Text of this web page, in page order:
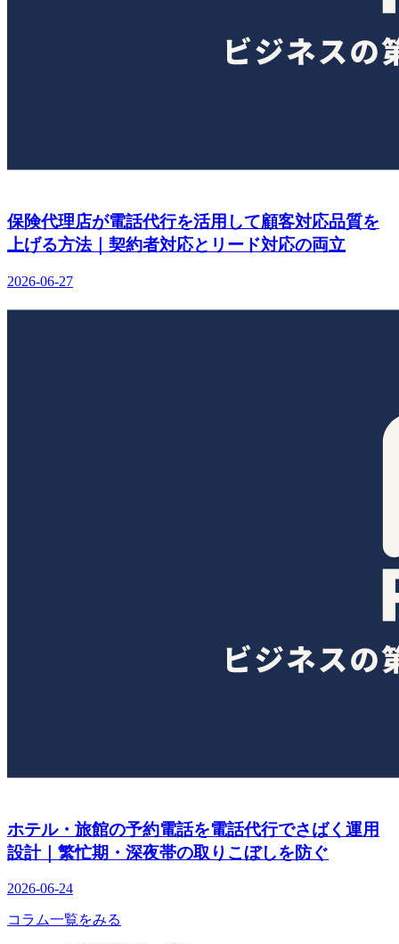
保険代理店が電話代行を活用して顧客対応品質を
上げる方法｜契約者対応とリード対応の両立
2026-06-27
ホテル・旅館の予約電話を電話代行でさばく運用
設計｜繁忙期・深夜帯の取りこぼしを防ぐ
2026-06-24
コラム一覧をみる